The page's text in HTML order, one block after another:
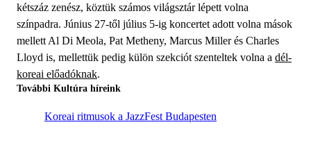
kétszáz zenész, köztük számos világsztár lépett volna
színpadra. Június 27-től július 5-ig koncertet adott volna mások
mellett Al Di Meola, Pat Metheny, Marcus Miller és Charles
Lloyd is, mellettük pedig külön szekciót szenteltek volna a dél-
koreai előadóknak.
További Kultúra híreink
Koreai ritmusok a JazzFest Budapesten